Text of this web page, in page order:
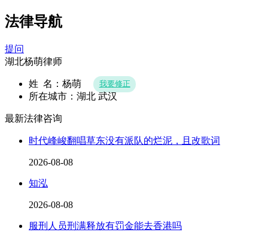
法律导航
提问
湖北杨萌律师
姓 名：杨萌 我要修正
所在城市：湖北 武汉
最新法律咨询
时代峰峻翻唱草东没有派队的烂泥，且改歌词
2026-08-08
知泓
2026-08-08
服刑人员刑满释放有罚金能去香港吗